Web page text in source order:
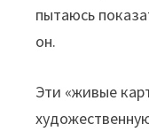
пытаюсь
он.
Эти «живые